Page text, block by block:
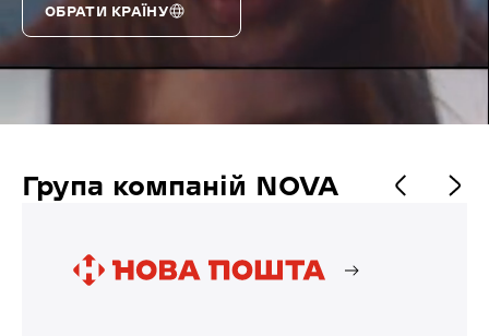
ОБРАТИ КРАЇНУ
Група компаній NOVA